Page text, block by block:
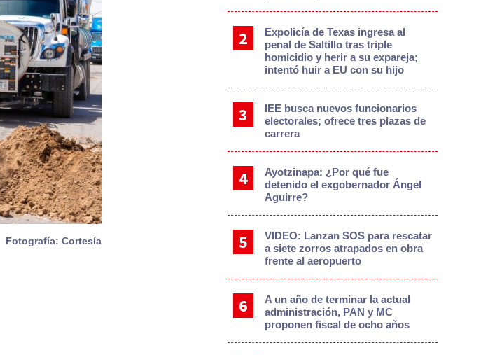
Fotografía: Cortesía
Expolicía de Texas ingresa al
penal de Saltillo tras triple
homicidio y herir a su expareja;
intentó huir a EU con su hijo
IEE busca nuevos funcionarios
electorales; ofrece tres plazas de
carrera
Ayotzinapa: ¿Por qué fue
detenido el exgobernador Ángel
Aguirre?
VIDEO: Lanzan SOS para rescatar
a siete zorros atrapados en obra
frente al aeropuerto
A un año de terminar la actual
administración, PAN y MC
proponen fiscal de ocho años